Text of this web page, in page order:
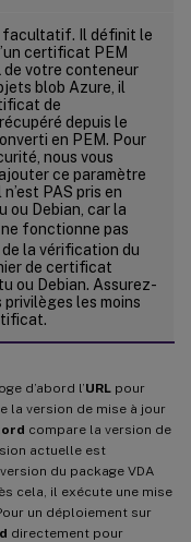
facultatif. Il définit le
certificat PEM
de votre conteneur
blob Azure, il
de
depuis le
en PEM. Pour
nous vous
ce paramètre
PAS pris en
ou Debian, car la
ne fonctionne pas
la vérification du
de certificat
ou Debian. Assurez-
les moins
d’abord l’URL pour
la version de mise à jour
compare la version de
actuelle est
du package VDA
cela, il exécute une mise
Pour un déploiement sur
directement pour